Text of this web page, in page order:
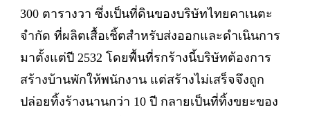
300 ตารางวา ซึ่งเป็นที่ดินของบริษัทไทยคาเนตะ
จำกัด ที่ผลิตเสื้อเชิ้ตสำหรับส่งออกและดำเนินการ
มาตั้งแต่ปี 2532 โดยพื้นที่รกร้างนี้บริษัทต้องการ
สร้างบ้านพักให้พนักงาน แต่สร้างไม่เสร็จจึงถูก
ปล่อยทิ้งร้างนานกว่า 10 ปี กลายเป็นที่ทิ้งขยะของ